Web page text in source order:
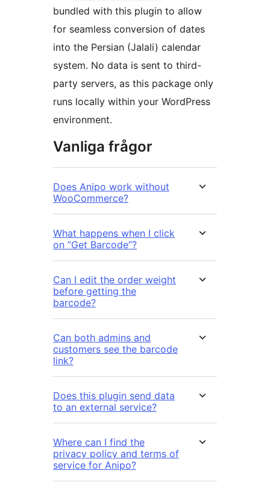
bundled with this plugin to allow
for seamless conversion of dates
into the Persian (Jalali) calendar
system. No data is sent to third-
party servers, as this package only
runs locally within your WordPress
environment.
Vanliga frågor
Does Anipo work without
WooCommerce?
What happens when I click
on ”Get Barcode”?
Can I edit the order weight
before getting the
barcode?
Can both admins and
customers see the barcode
link?
Does this plugin send data
to an external service?
Where can I find the
privacy policy and terms of
service for Anipo?